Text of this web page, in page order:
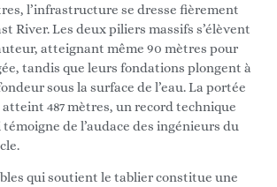
l’infrastructure se dresse fièrement
River. Les deux piliers massifs s’élèvent
atteignant même 90 mètres pour
tandis que leurs fondations plongent à
sous la surface de l’eau. La portée
487 mètres, un record technique
témoigne de l’audace des ingénieurs du
qui soutient le tablier constitue une